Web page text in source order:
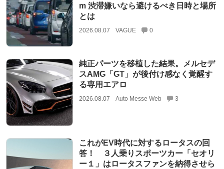
m 渋滞嫌いなら避けるべき日時と場所
とは
2026.08.07 VAGUE 0
純正パーツを移植した結果。メルセデ
スAMG「GT」が後付け感なく覚醒す
る専用エアロ
2026.08.07 Auto Messe Web 3
これがEV時代に対するロータスの回
答！ ３人乗りスポーツカー「セオリ
ー１」はロータスファンを納得させら